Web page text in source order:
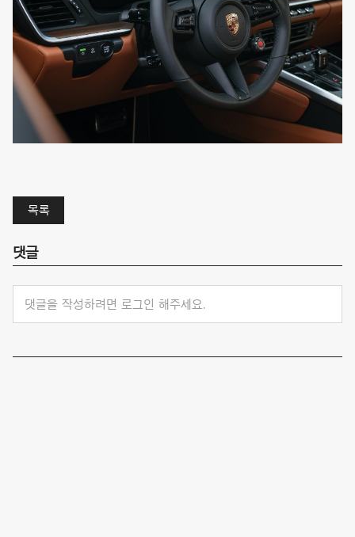
목록
댓글
댓글을 작성하려면 로그인 해주세요.